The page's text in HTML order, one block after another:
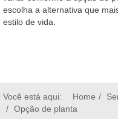
escolha a alternativa que
estilo de vida.
Você está aqui: Home
Opção de planta